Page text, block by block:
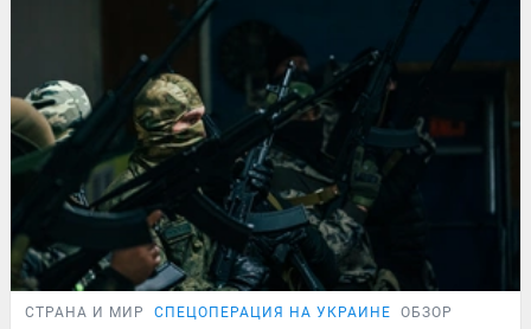
СТРАНА И МИР СПЕЦОПЕРАЦИЯ НА УКРАИНЕ ОБЗОР